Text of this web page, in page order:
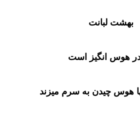
ﺑﻬﺸﺖ ﻟﺒﺎﻧﺖ
ﻫﻮﺱ ﺍﻧﮕﯿﺰ ﺍﺳﺖ
ﻫﻮﺱ ﭼﯿﺪﻥ ﺑﻪ ﺳﺮﻡ ﻣﯿﺰﻧﺪ